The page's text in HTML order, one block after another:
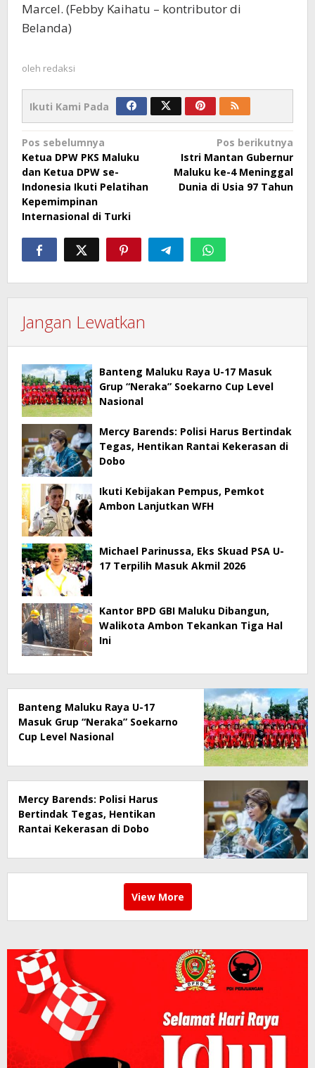
Marcel. (Febby Kaihatu – kontributor di
Belanda)
oleh redaksi
Ikuti Kami Pada
Navigasi
pos
Pos sebelumnya
Ketua DPW PKS Maluku
dan Ketua DPW se-
Indonesia Ikuti Pelatihan
Kepemimpinan
Internasional di Turki
Pos berikutnya
Istri Mantan Gubernur
Maluku ke-4 Meninggal
Dunia di Usia 97 Tahun
Jangan Lewatkan
Banteng Maluku Raya U-17 Masuk
Grup “Neraka” Soekarno Cup Level
Nasional
Mercy Barends: Polisi Harus Bertindak
Tegas, Hentikan Rantai Kekerasan di
Dobo
Ikuti Kebijakan Pempus, Pemkot
Ambon Lanjutkan WFH
Michael Parinussa, Eks Skuad PSA U-
17 Terpilih Masuk Akmil 2026
Kantor BPD GBI Maluku Dibangun,
Walikota Ambon Tekankan Tiga Hal
Ini
Banteng Maluku Raya U-17
Masuk Grup “Neraka” Soekarno
Cup Level Nasional
Mercy Barends: Polisi Harus
Bertindak Tegas, Hentikan
Rantai Kekerasan di Dobo
View More